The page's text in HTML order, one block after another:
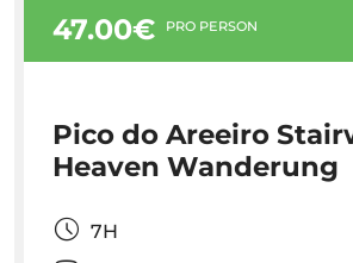
47.00€ PRO PERSON
Pico do Areeiro
Heaven Wanderung
7H